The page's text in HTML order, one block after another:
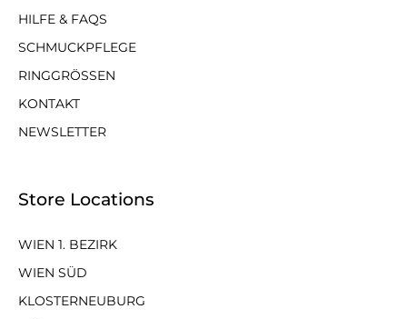
HILFE & FAQS
SCHMUCKPFLEGE
RINGGRÖSSEN
KONTAKT
NEWSLETTER
Store Locations
WIEN 1. BEZIRK
WIEN SÜD
KLOSTERNEUBURG